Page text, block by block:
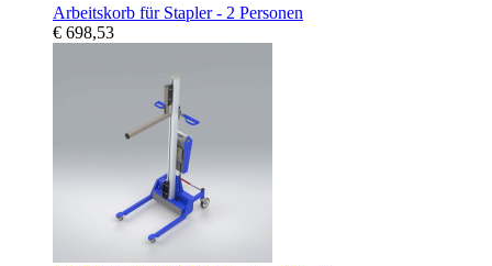
Arbeitskorb für Stapler - 2 Personen
€ 698,53